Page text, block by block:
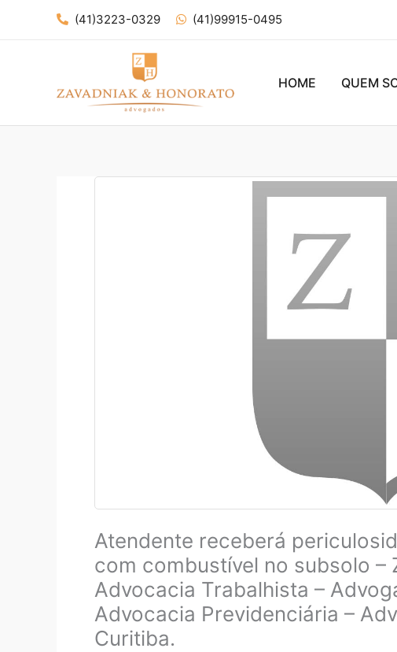
(41)3223-0329 (41)99915-0495
HOME QUEM
Atendente receberá
com combustível no subsolo –
Advocacia Trabalhista –
Advocacia Previdenciária –
Curitiba.